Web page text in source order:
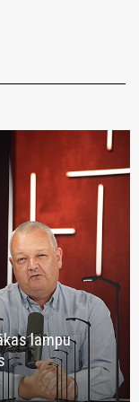
lampu